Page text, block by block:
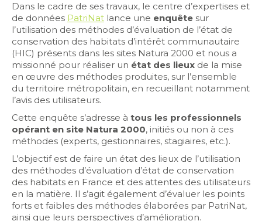
Dans le cadre de ses travaux, le centre d’expertises et
de données PatriNat lance une enquête sur
l’utilisation des méthodes d’évaluation de l’état de
conservation des habitats d’intérêt communautaire
(HIC) présents dans les sites Natura 2000 et nous a
missionné pour réaliser un état des lieux de la mise
en œuvre des méthodes produites, sur l’ensemble
du territoire métropolitain, en recueillant notamment
l’avis des utilisateurs.
Cette enquête s’adresse à tous les professionnels
opérant en site Natura 2000, initiés ou non à ces
méthodes (experts, gestionnaires, stagiaires, etc.).
L’objectif est de faire un état des lieux de l’utilisation
des méthodes d’évaluation d’état de conservation
des habitats en France et des attentes des utilisateurs
en la matière. Il s’agit également d’évaluer les points
forts et faibles des méthodes élaborées par PatriNat,
ainsi que leurs perspectives d’amélioration.